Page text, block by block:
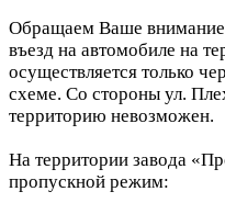
Обращаем Ваше
въезд на автомобиле на
осуществляется только
схеме. Со стороны ул.
территорию невозможен.
На территории завода
пропускной режим: